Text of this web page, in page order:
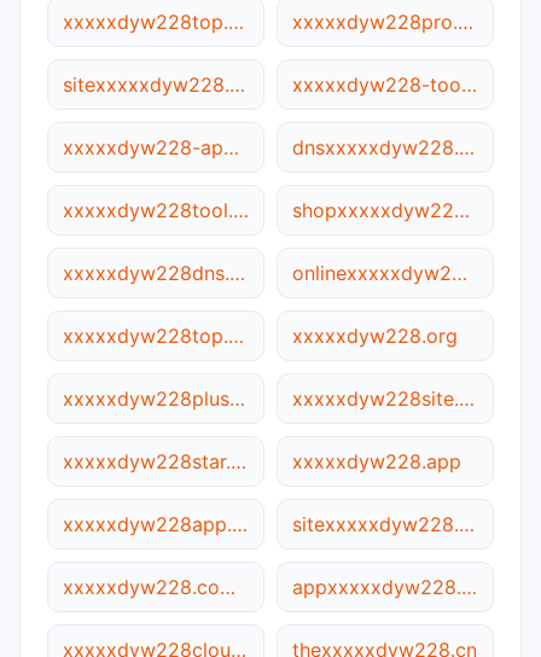
xxxxxdyw228top.cn xxxxxdyw228pro.ca
sitexxxxxdyw228.com xxxxxdyw228-tool.com
xxxxxdyw228-app.com dnsxxxxxdyw228.com
xxxxxdyw228tool.net shopxxxxxdyw228.site
xxxxxdyw228dns.com onlinexxxxxdyw228.com
xxxxxdyw228top.ca xxxxxdyw228.org
xxxxxdyw228plus.net xxxxxdyw228site.com
xxxxxdyw228star.site xxxxxdyw228.app
xxxxxdyw228app.cn sitexxxxxdyw228.site
xxxxxdyw228.com.cn appxxxxxdyw228.com
xxxxxdyw228cloud.com thexxxxxdyw228.cn